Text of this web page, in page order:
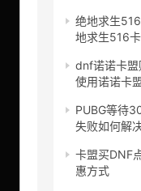
绝地求生
地求生516
dnf诺诺卡
使用诺诺卡
PUBG等待
失败如何解
卡盟买DNF
惠方式